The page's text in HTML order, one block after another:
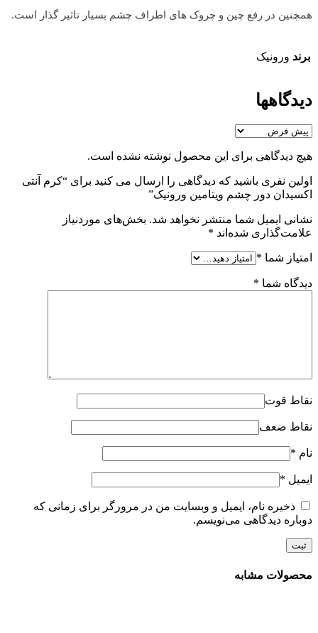
همچنین در رفع چین و چروک های اطراف چشم بسیار تاثیر گذار است.
برند ورونیک
دیدگاهها
هیچ دیدگاهی برای این محصول نوشته نشده است.
اولین نفری باشید که دیدگاهی را ارسال می کنید برای “کرم آنتی
اکسیدان دور چشم ویتامین ورونیک”
نشانی ایمیل شما منتشر نخواهد شد. بخش‌های موردنیاز
علامت‌گذاری شده‌اند *
امتیاز شما *
دیدگاه شما *
نقاط قوت
نقاط ضعف
نام *
ایمیل *
ذخیره نام، ایمیل و وبسایت من در مرورگر برای زمانی که
دوباره دیدگاهی می‌نویسم.
محصولات مشابه